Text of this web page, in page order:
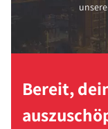
Bereit,